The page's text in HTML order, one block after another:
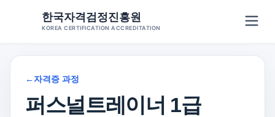
←자격증 과정
퍼스널트레이너 1급
한국자격검정진흥원
KOREA CERTIFICATION ACCREDITATION